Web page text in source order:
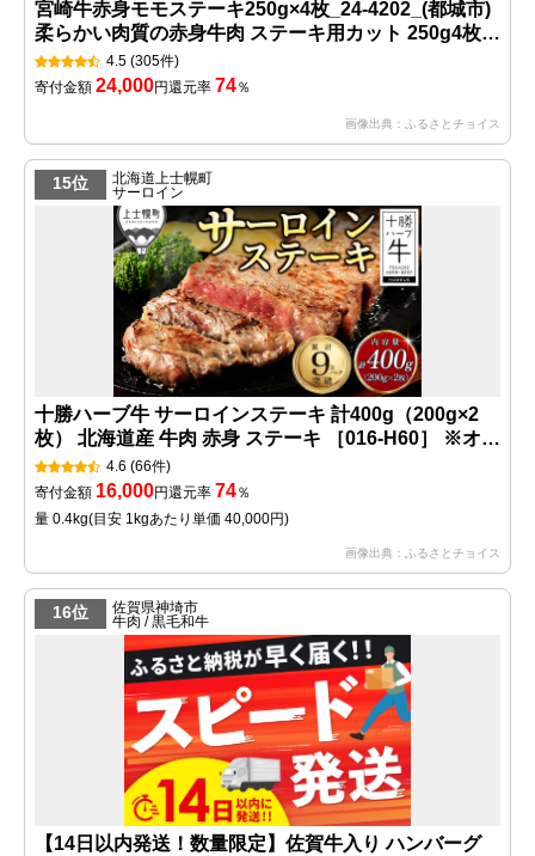
宮崎牛赤身モモステーキ250g×4枚_24-4202_(都城市)
柔らかい肉質の赤身牛肉 ステーキ用カット 250g4枚
計1キロ 宮崎牛ステーキ ステーキ用牛肉 -40度の急速
冷凍
4.5 (305件)
寄付金額 24,000円還元率 74％
画像出典：ふるさとチョイス
15位
北海道上士幌町
サーロイン
十勝ハーブ牛 サーロインステーキ 計400g（200g×2
枚） 北海道産 牛肉 赤身 ステーキ ［016-H60］ ※オン
ライン申請対応
4.6 (66件)
寄付金額 16,000円還元率 74％
量 0.4kg(目安 1kgあたり単価 40,000円)
画像出典：ふるさとチョイス
16位
佐賀県神埼市
牛肉 / 黒毛和牛
【14日以内発送！数量限定】佐賀牛入り ハンバーグ